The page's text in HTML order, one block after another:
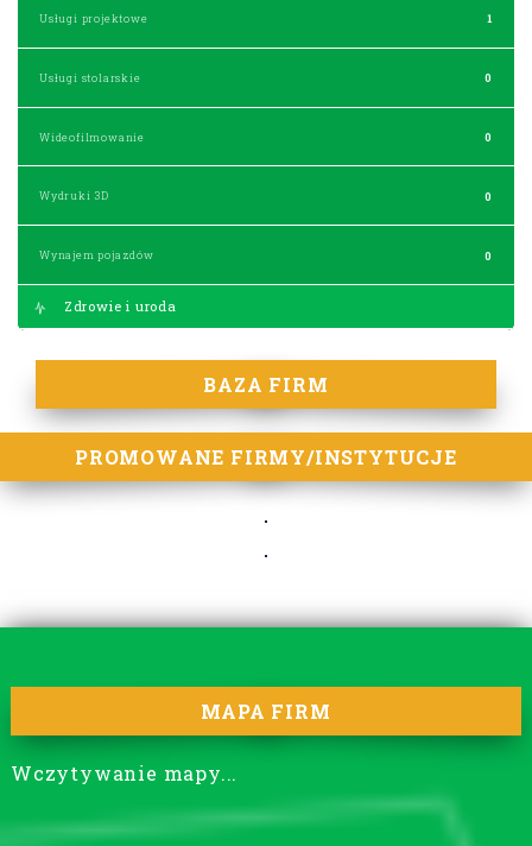
Usługi projektowe 1
Usługi stolarskie 0
Wideofilmowanie 0
Wydruki 3D 0
Wynajem pojazdów 0
Zdrowie i uroda
BAZA FIRM
PROMOWANE FIRMY/INSTYTUCJE
MAPA FIRM
Wczytywanie mapy...